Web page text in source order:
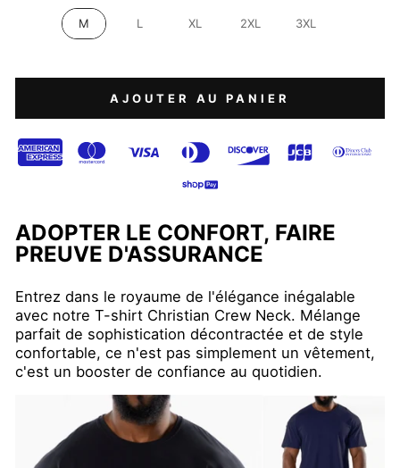
M L XL 2XL 3XL
AJOUTER AU PANIER
ADOPTER LE CONFORT, FAIRE
PREUVE D'ASSURANCE
Entrez dans le royaume de l'élégance inégalable
avec notre T-shirt Christian Crew Neck. Mélange
parfait de sophistication décontractée et de style
confortable, ce n'est pas simplement un vêtement,
c'est un booster de confiance au quotidien.